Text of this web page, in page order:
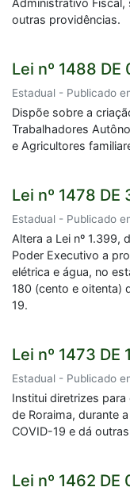
Administrativo
outras providências.
Lei nº 1488 DE
Estadual - Publicado
Dispõe sobre a
Trabalhadores
e Agricultores
Lei nº 1478 DE
Estadual - Publicado
Altera a Lei nº 1.399,
Poder Executivo a
elétrica e água, no
180 (cento e oitenta)
19.
Lei nº 1473 DE
Estadual - Publicado
Institui diretrizes
de Roraima, durante
COVID-19 e dá
Lei nº 1462